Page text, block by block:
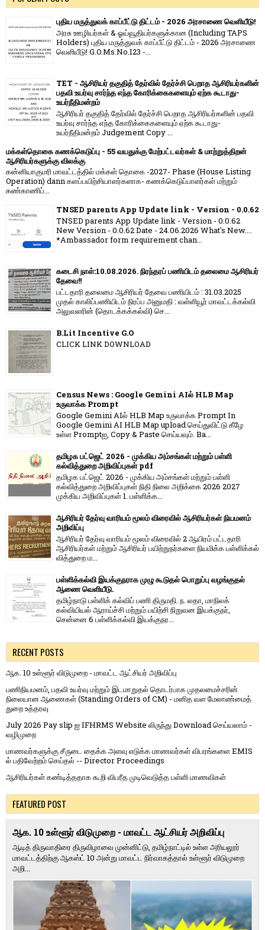
புதிய மருத்துவக் காப்பீட்டு திட்டம் - 2026 அரசாணை வெளியீடு!
அரசு ஊழியர்கள் & ஓய்வூதியர்களுக்கான (Including TAPS
Holders) புதிய மருத்துவக் காப்பீட்டு திட்டம் - 2026 அரசாணை
வெளியீடு! G.O.Ms.No.123 -...
TET - ஆசிரியர் தகுதித் தேர்வில் தேர்ச்சி பெறாத ஆசிரியர்களின்
பதவி உயர்வு சார்ந்த எந்த கோரிக்கைகளையும் ஏற்க கூடாது-
உயர்நீதிமன்றம்
ஆசிரியர் தகுதித் தேர்வில் தேர்ச்சி பெறாத ஆசிரியர்களின் பதவி
உயர்வு சார்ந்த எந்த கோரிக்கைகளையும் ஏற்க கூடாது-
உயர்நீதிமன்றம் Judgement Copy ...
மக்கள்தொகை கணக்கெடுப்பு - 55 வயதுக்கு மேற்பட்டவர்கள் & மாற்றுத்திறன்
ஆசிரியர்களுக்கு விலக்கு
கன்னியாகுமரி மாவட்டத்தில் மக்கள் தொகை -2027- Phase (House Listing
Operation) dann களப்பயிற்சியாளர்களாக- கணக்கெடுப்பாளர்கள் மற்றும்
கண்காணிப்...
TNSED parents App Update link - Version - 0.0.62
TNSED parents App Update link - Version - 0.0.62
New Version - 0.0.62 Date - 24.06.2026 What's New....
*Ambassador form requirement chan...
கடைசி நாள்:10.08.2026. நிரந்தரப் பணியிடம் தலைமை ஆசிரியர்
தேவை!!
பட்டதாரி தலைமை ஆசிரியர் தேவை பணியிடம் : 31.03.2025
முதல் காலிப்பணியிடம் நிரப்ப அனுமதி : வள்ளியூர் மாவட்டக்கல்வி
அலுவலரின் (தொடக்கக்கல்வி) செ...
B.Lit Incentive G.O
CLICK LINK DOWNLOAD
Census News : Google Gemini AIல் HLB Map
உருவாக்க Prompt
Google Gemini AIல் HLB Map உருவாக்க Prompt In
Google Gemini AI HLB Map upload செய்துவிட்டு கீழே
உள்ள Promptஐ, Copy & Paste செய்யவும். Ba...
தமிழக பட்ஜெட் 2026 - முக்கிய அம்சங்கள் மற்றும் பள்ளி
கல்வித்துறை அறிவிப்புகள் pdf
தமிழக பட்ஜெட் 2026 - முக்கிய அம்சங்கள் மற்றும் பள்ளி
கல்வித்துறை அறிவிப்புகள் நிதி நிலை அறிக்கை 2026 2027
முக்கிய அறிவிப்புகள் 1. பள்ளிக்க...
ஆசிரியர் தேர்வு வாரியம் மூலம் விரைவில் ஆசிரியர்கள் நியமனம்
அறிவிப்பு
ஆசிரியர் தேர்வு வாரி​யம் மூலம் விரை​வில் 2 ஆயிரம் பட்​ட​தாரி
ஆசிரியர்​கள் மற்​றும் ஆசிரியர் பயிற்றுநர்​களை நியமிக்க பள்​ளிக்​கல்​
வித்​துறை ம...
பள்ளிக்கல்வி இயக்குநராக முழு கூடுதல் பொறுப்பு வழங்குதல்
ஆணை வெளியீடு.
தமிழ்நாடு பள்ளிக் கல்விப் பணி திருமதி. ந. லதா, மாநிலக்
கல்வியியல் ஆராய்ச்சி மற்றும் பயிற்சி நிறுவன இயக்குநர்,
சென்னை 6 பள்ளிக்கல்வி இயக்குநர...
RECENT POSTS
ஆக. 10 உள்ளூர் விடுமுறை - மாவட்ட ஆட்சியர் அறிவிப்பு
பணிநியமனம், பதவி உயர்வு மற்றும் இடமாறுதல் தொடர்பாக முதலமைச்சரின்
நிலையான ஆணைகள் (Standing Orders of CM) - மனித வள மேலாண்மைத்
துறை உத்தரவு
July 2026 Pay slip ஐ IFHRMS Website லிருந்து Download செய்யலாம் -
வழிமுறை
மாணவர்களுக்கு சீருடை தைக்க அளவு எடுக்க மாணவர்கள் விபரங்களை EMIS
ல் பதிவேற்றம் செய்தல் -- Director Proceedings
ஆசிரியர்கள் கண்டித்ததாக கூறி விபரீத முடிவெடுத்த பள்ளி மாணவிகள்
FEATURED POST
ஆக. 10 உள்ளூர் விடுமுறை - மாவட்ட ஆட்சியர் அறிவிப்பு
ஆடித் திருவாதிரை திருவிழாவை முன்னிட்டு, தமிழ்நாட்டில் உள்ள அரியலூர்
மாவட்டத்திற்கு ஆகஸ்ட் 10 அன்று மாவட்ட நிர்வாகத்தால் உள்ளூர் விடுமுறை
அறி...